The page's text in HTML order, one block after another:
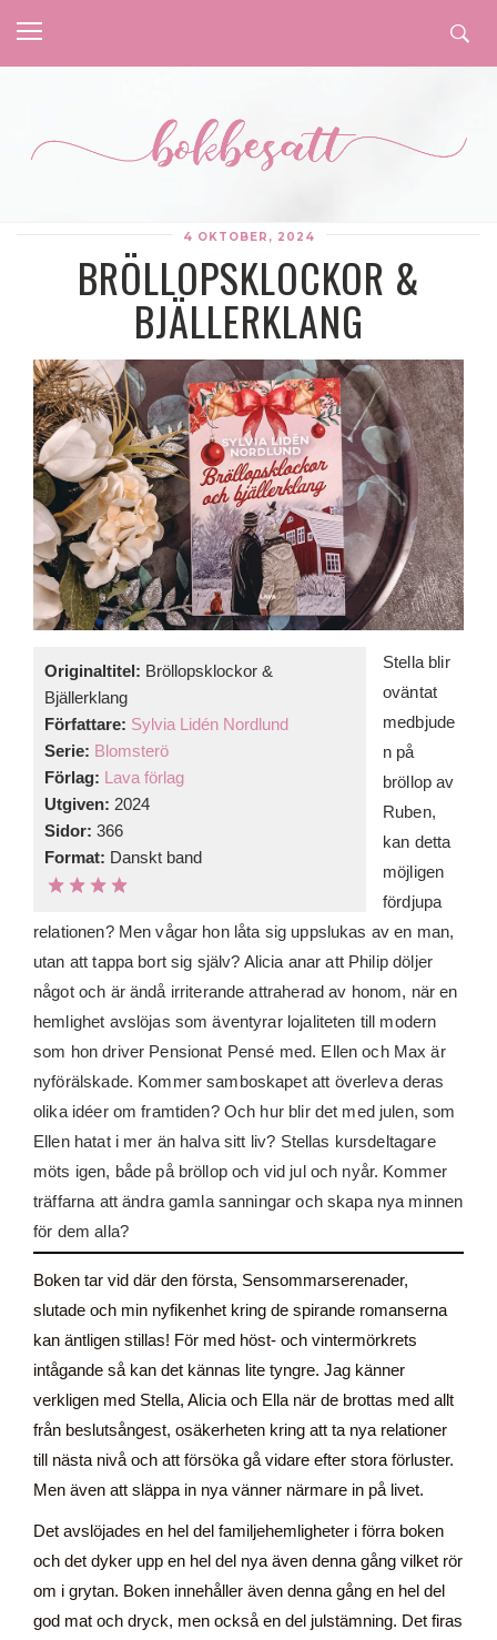
4 OKTOBER, 2024
BRÖLLOPSKLOCKOR &
BJÄLLERKLANG
Originaltitel: Bröllopsklockor &
Bjällerklang
Författare: Sylvia Lidén Nordlund
Serie: Blomsterö
Förlag: Lava förlag
Utgiven: 2024
Sidor: 366
Format: Danskt band
Stella blir
oväntat
medbjude
n på
bröllop av
Ruben,
kan detta
möjligen
fördjupa
relationen? Men vågar hon låta sig uppslukas av en man,
utan att tappa bort sig själv? Alicia anar att Philip döljer
något och är ändå irriterande attraherad av honom, när en
hemlighet avslöjas som äventyrar lojaliteten till modern
som hon driver Pensionat Pensé med. Ellen och Max är
nyförälskade. Kommer samboskapet att överleva deras
olika idéer om framtiden? Och hur blir det med julen, som
Ellen hatat i mer än halva sitt liv? Stellas kursdeltagare
möts igen, både på bröllop och vid jul och nyår. Kommer
träffarna att ändra gamla sanningar och skapa nya minnen
för dem alla?
Boken tar vid där den första, Sensommarserenader,
slutade och min nyfikenhet kring de spirande romanserna
kan äntligen stillas! För med höst- och vintermörkrets
intågande så kan det kännas lite tyngre. Jag känner
verkligen med Stella, Alicia och Ella när de brottas med allt
från beslutsångest, osäkerheten kring att ta nya relationer
till nästa nivå och att försöka gå vidare efter stora förluster.
Men även att släppa in nya vänner närmare in på livet.
Det avslöjades en hel del familjehemligheter i förra boken
och det dyker upp en hel del nya även denna gång vilket rör
om i grytan. Boken innehåller även denna gång en hel del
god mat och dryck, men också en del julstämning. Det firas